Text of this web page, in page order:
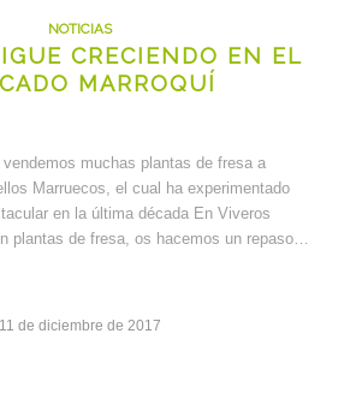
NOTICIAS
CRECIENDO EN EL
MARROQUÍ
muchas plantas de fresa a
Marruecos, el cual ha experimentado
en la última década En Viveros
plantas de fresa, os hacemos un repaso…
11 de diciembre de 2017